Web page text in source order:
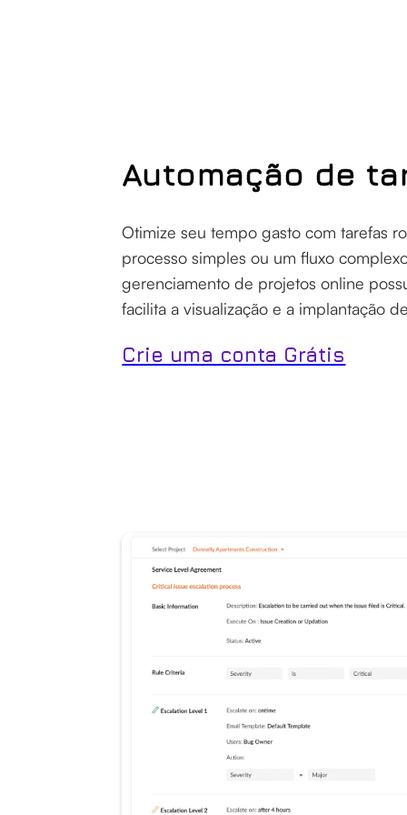
Automação de
Otimize seu tempo gasto com tarefas
processo simples ou um fluxo
gerenciamento de projetos online
facilita a visualização e a implantação
Crie uma conta Grátis